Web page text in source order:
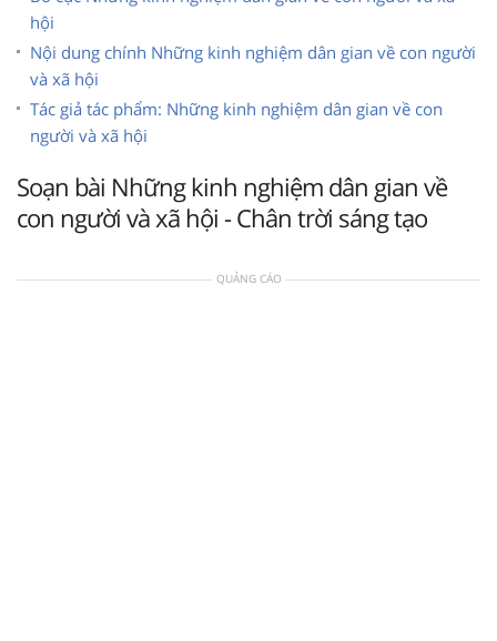
hội
Nội dung chính Những kinh nghiệm dân gian về con người
và xã hội
Tác giả tác phẩm: Những kinh nghiệm dân gian về con
người và xã hội
Soạn bài Những kinh nghiệm dân gian về
con người và xã hội - Chân trời sáng tạo
QUẢNG CÁO